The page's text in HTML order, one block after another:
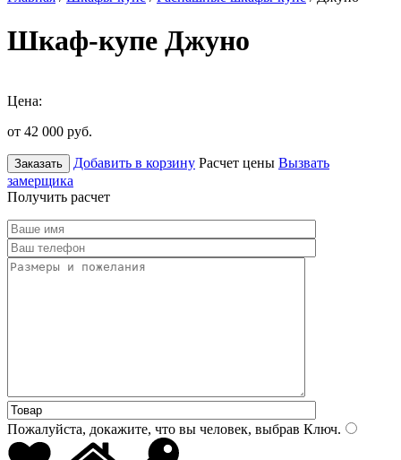
Шкаф-купе Джуно
Цена:
от 42 000 руб.
Заказать Добавить в корзину Расчет цены Вызвать
замерщика
Получить расчет
Пожалуйста, докажите, что вы человек, выбрав Ключ.